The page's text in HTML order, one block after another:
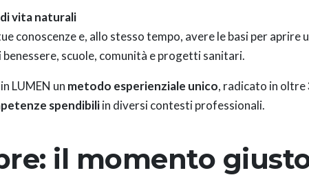
vita naturali
conoscenze e, allo stesso tempo, avere le basi per aprire
scuole, comunità e progetti sanitari.
LUMEN un metodo esperienziale unico, radicato in oltre
spendibiliin diversi contesti professionali.
il momento